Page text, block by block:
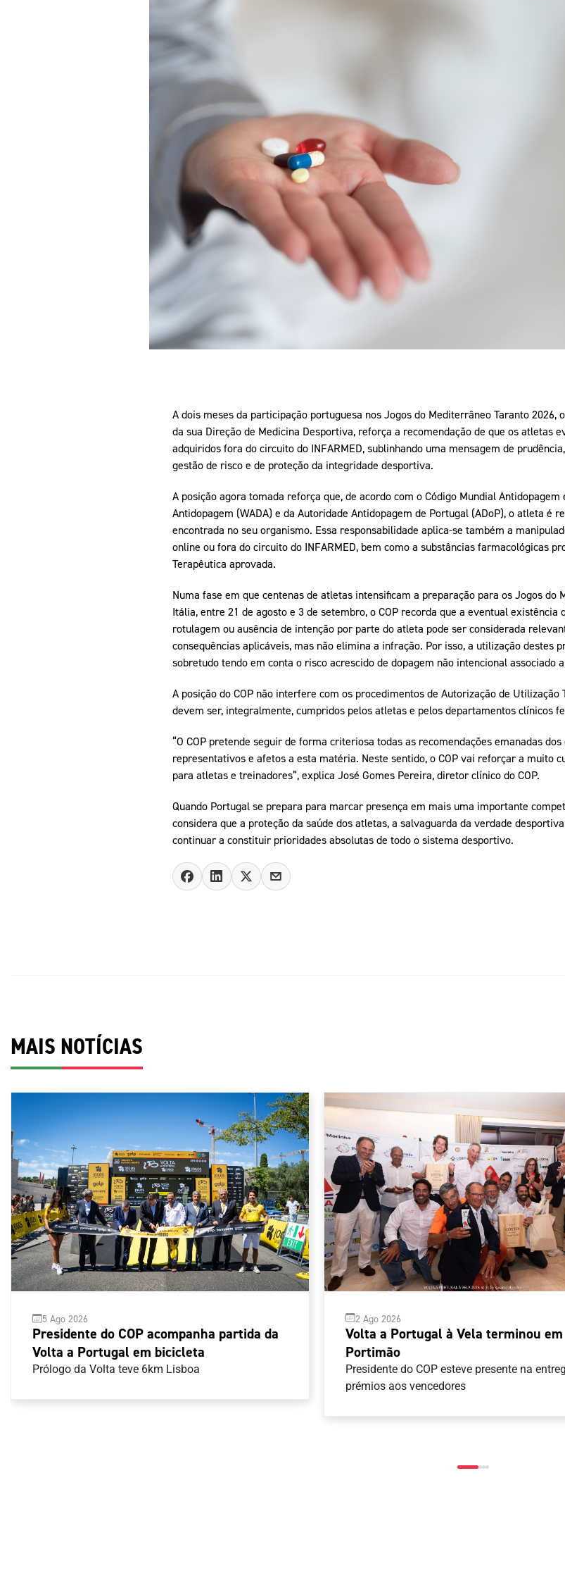
A dois meses da participação portuguesa nos Jogos do Mediterrâneo Taranto 2026,
da sua Direção de Medicina Desportiva, reforça a recomendação de que os atletas
adquiridos fora do circuito do INFARMED, sublinhando uma mensagem de
gestão de risco e de proteção da integridade desportiva.
A posição agora tomada reforça que, de acordo com o Código Mundial
Antidopagem (WADA) e da Autoridade Antidopagem de Portugal (ADoP), o atleta é
encontrada no seu organismo. Essa responsabilidade aplica-se também a
online ou fora do circuito do INFARMED, bem como a substâncias farmacológicas
Terapêutica aprovada.
Numa fase em que centenas de atletas intensificam a preparação para os Jogos do
Itália, entre 21 de agosto e 3 de setembro, o COP recorda que a eventual existência
rotulagem ou ausência de intenção por parte do atleta pode ser considerada
consequências aplicáveis, mas não elimina a infração. Por isso, a utilização destes
sobretudo tendo em conta o risco acrescido de dopagem não intencional
A posição do COP não interfere com os procedimentos de Autorização de
devem ser, integralmente, cumpridos pelos atletas e pelos departamentos clínicos
“O COP pretende seguir de forma criteriosa todas as recomendações emanadas
representativos e afetos a esta matéria. Neste sentido, o COP vai reforçar a muito
para atletas e treinadores”, explica José Gomes Pereira, diretor clínico do COP.
Quando Portugal se prepara para marcar presença em mais uma importante
considera que a proteção da saúde dos atletas, a salvaguarda da verdade
continuar a constituir prioridades absolutas de todo o sistema desportivo.
MAIS NOTÍCIAS
5 Ago 2026
Presidente do COP acompanha partida da
Volta a Portugal em bicicleta
Prólogo da Volta teve 6km Lisboa
2 Ago 2026
Volta a Portugal à Vela terminou em
Portimão
Presidente do COP esteve presente na
prémios aos vencedores